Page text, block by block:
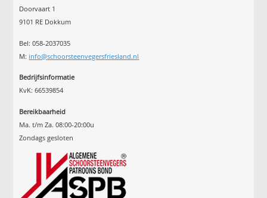
Doorvaart 1
9101 RE Dokkum
Bel: 058-2037035
M: info@schoorsteenvegersfriesland.nl
Bedrijfsinformatie
KvK: 66539854
Bereikbaarheid
Ma. t/m Za. 08:00-20:00u
Zondags gesloten